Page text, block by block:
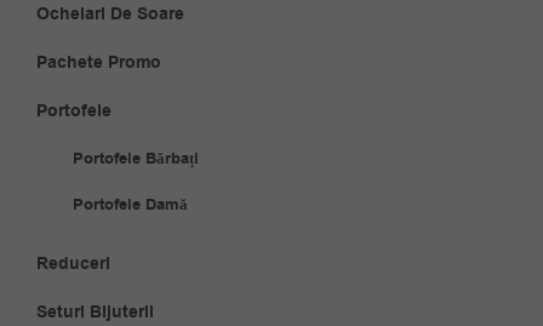
Ochelari De Soare
Pachete Promo
Portofele
Portofele Bărbați
Portofele Damă
Reduceri
Seturi Bijuterii